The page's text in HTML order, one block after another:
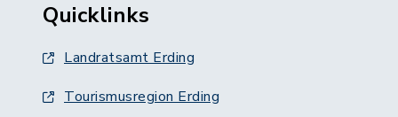
Quicklinks
Landratsamt Erding
Tourismusregion Erding